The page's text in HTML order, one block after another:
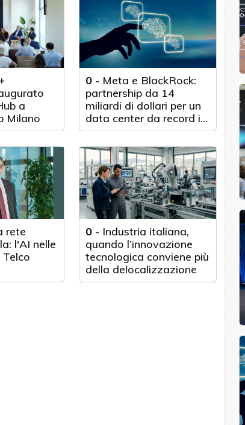
a
Milano
0 - Meta e BlackRock:
partnership da 14
miliardi di dollari per un
data center da record in
Texas
rete
l'AI nelle
0 - Industria italiana,
quando l’innovazione
tecnologica conviene più
della delocalizzazione